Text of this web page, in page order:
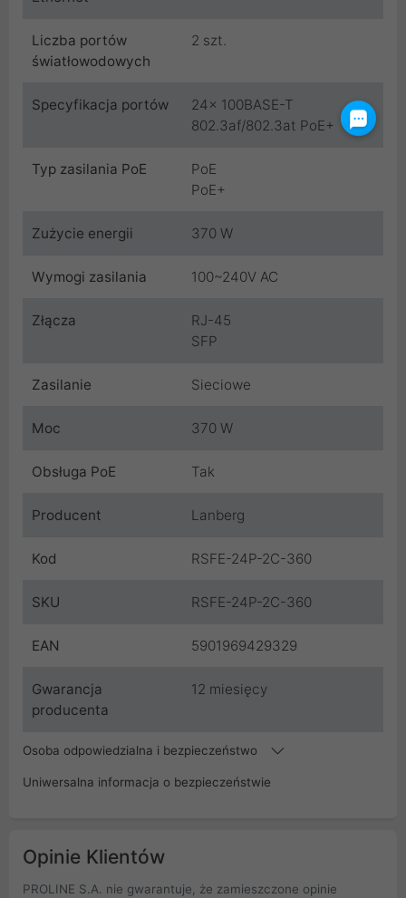
Liczba portów
światłowodowych
2 szt.
Specyfikacja portów
24x 100BASE-T
802.3af/802.3at PoE+
Typ zasilania PoE
PoE
PoE+
Zużycie energii 370 W
Wymogi zasilania 100~240V AC
Złącza
RJ-45
SFP
Zasilanie Sieciowe
Moc 370 W
Obsługa PoE Tak
Producent Lanberg
Kod RSFE-24P-2C-360
SKU RSFE-24P-2C-360
EAN 5901969429329
Gwarancja
producenta
12 miesięcy
Osoba odpowiedzialna i bezpieczeństwo
Uniwersalna informacja o bezpieczeństwie
Opinie Klientów
PROLINE S.A. nie gwarantuje, że zamieszczone opinie